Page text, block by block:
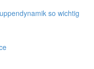
so wichtig